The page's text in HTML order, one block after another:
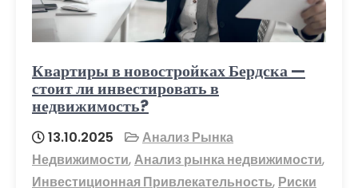
Квартиры в новостройках Бердска —
стоит ли инвестировать в
недвижимость?
13.10.2025
Анализ Рынка
Недвижимости,Анализ рынка недвижимости,
Инвестиционная Привлекательность, Риски